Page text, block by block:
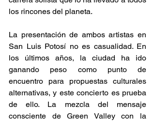
los rincones del planeta.
La presentación de ambos artistas en
San Luis Potosí no es casualidad. En
los últimos años, la ciudad ha ido
ganando peso como punto de
encuentro para propuestas culturales
alternativas, y este concierto es prueba
de ello. La mezcla del mensaje
consciente de Green Valley con la